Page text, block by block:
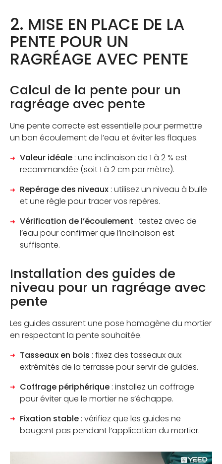
2. MISE EN PLACE DE LA
PENTE POUR UN
RAGRÉAGE AVEC PENTE
Calcul de la pente pour un
ragréage avec pente
Une pente correcte est essentielle pour permettre
un bon écoulement de l’eau et éviter les flaques.
Valeur idéale : une inclinaison de 1 à 2 % est
recommandée (soit 1 à 2 cm par mètre).
Repérage des niveaux : utilisez un niveau à bulle
et une règle pour tracer vos repères.
Vérification de l’écoulement : testez avec de
l’eau pour confirmer que l’inclinaison est
suffisante.
Installation des guides de
niveau pour un ragréage avec
pente
Les guides assurent une pose homogène du mortier
en respectant la pente souhaitée.
Tasseaux en bois : fixez des tasseaux aux
extrémités de la terrasse pour servir de guides.
Coffrage périphérique : installez un coffrage
pour éviter que le mortier ne s’échappe.
Fixation stable : vérifiez que les guides ne
bougent pas pendant l’application du mortier.